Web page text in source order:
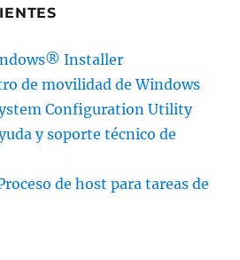
Installer
de movilidad de Windows
Configuration Utility
y soporte técnico de
de host para tareas de